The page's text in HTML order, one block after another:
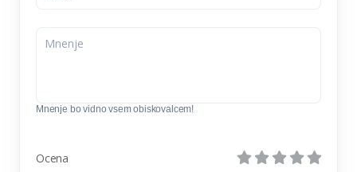
Mnenje bo vidno vsem obiskovalcem!
Ocena